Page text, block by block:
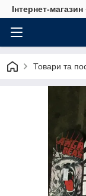
Інтернет-
Товари та